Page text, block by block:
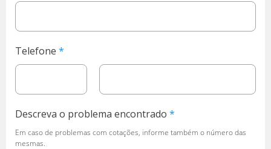
Telefone
Descreva o problema encontrado
Em caso de problemas com cotações, informe também o número das
mesmas.